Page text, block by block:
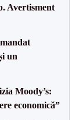
Avertisment
un
Moody’s:
economică”